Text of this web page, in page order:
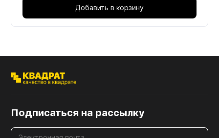
Добавить в корзину
Подписаться на рассылку